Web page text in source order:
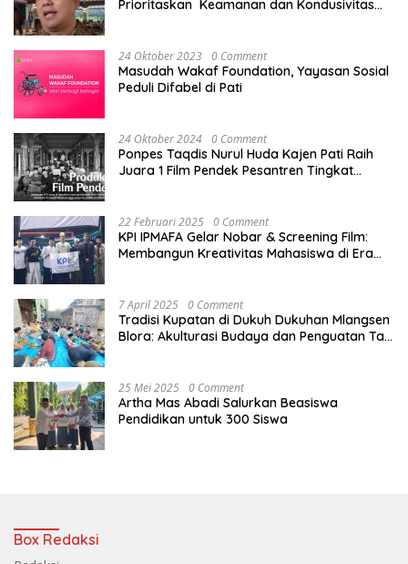
Prioritaskan Keamanan dan Kondusivitas
24 Oktober 2023 0 Comment
Masudah Wakaf Foundation, Yayasan Sosial
Peduli Difabel di Pati
24 Oktober 2024 0 Comment
Ponpes Taqdis Nurul Huda Kajen Pati Raih
Juara 1 Film Pendek Pesantren Tingkat
22 Februari 2025 0 Comment
KPI IPMAFA Gelar Nobar & Screening Film:
Membangun Kreativitas Mahasiswa di Era
7 April 2025 0 Comment
Tradisi Kupatan di Dukuh Dukuhan Mlangsen
Blora: Akulturasi Budaya dan Penguatan Tali
25 Mei 2025 0 Comment
Artha Mas Abadi Salurkan Beasiswa
Pendidikan untuk 300 Siswa
Box Redaksi